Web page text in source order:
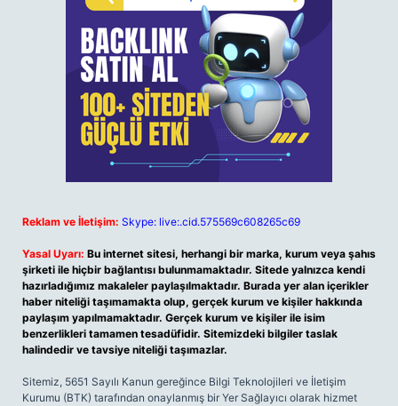
Reklam ve İletişim: Skype: live:.cid.575569c608265c69
Yasal Uyarı: Bu internet sitesi, herhangi bir marka, kurum veya şahıs
şirketi ile hiçbir bağlantısı bulunmamaktadır. Sitede yalnızca kendi
hazırladığımız makaleler paylaşılmaktadır. Burada yer alan içerikler
haber niteliği taşımamakta olup, gerçek kurum ve kişiler hakkında
paylaşım yapılmamaktadır. Gerçek kurum ve kişiler ile isim
benzerlikleri tamamen tesadüfidir. Sitemizdeki bilgiler taslak
halindedir ve tavsiye niteliği taşımazlar.
Sitemiz, 5651 Sayılı Kanun gereğince Bilgi Teknolojileri ve İletişim
Kurumu (BTK) tarafından onaylanmış bir Yer Sağlayıcı olarak hizmet